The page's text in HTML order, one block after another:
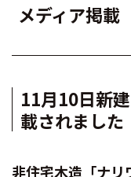
メディア掲
11月10日新
載されました
非住宅木造「ナ